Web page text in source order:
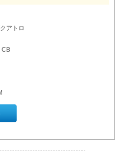
アトロ
CB